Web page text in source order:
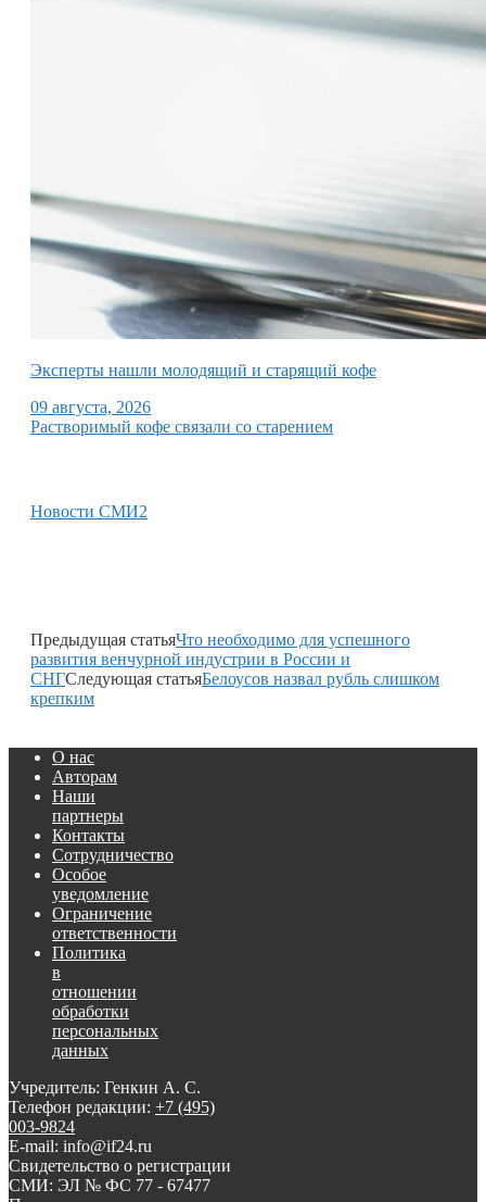
Эксперты нашли молодящий и старящий кофе
09 августа, 2026
Растворимый кофе связали со старением
Новости СМИ2
Предыдущая статьяЧто необходимо для успешного
развития венчурной индустрии в России и
СНГСледующая статьяБелоусов назвал рубль слишком
крепким
О нас
Авторам
Наши
партнеры
Контакты
Сотрудничество
Особое
уведомление
Ограничение
ответственности
Политика
в
отношении
обработки
персональных
данных
Учредитель: Генкин А. С.
Телефон редакции: +7 (495)
003-9824
E-mail: info@if24.ru
Свидетельство о регистрации
СМИ: ЭЛ № ФС 77 - 67477